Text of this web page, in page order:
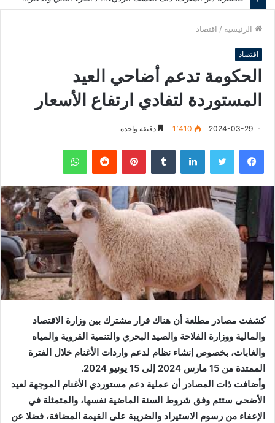
الرئيسية / اقتصاد
اقتصاد
الحكومة تدعم أضاحي العيد
المستوردة لتفادي ارتفاع الأسعار
2024-03-29 1٬410 دقيقة واحدة
فيسبوك لينكدإن بينتيريست
كشفت مصادر مطلعة أن هناك قرار مشترك بين وزارة الاقتصاد
والمالية ووزارة الفلاحة والصيد البحري والتنمية القروية والمياه
والغابات، بخصوص إنشاء نظام لدعم واردات الأغنام خلال الفترة
الممتدة من 15 مارس 2024 إلى 15 يونيو 2024.
وأضافت ذات المصادر أن عملية دعم مستوردي الأغنام الموجهة لعيد
الأضحى ستتم وفق شروط السنة الماضية نفسها، والمتمثلة في
الإعفاء من رسوم الاستيراد والضريبة على القيمة المضافة، فضلا عن